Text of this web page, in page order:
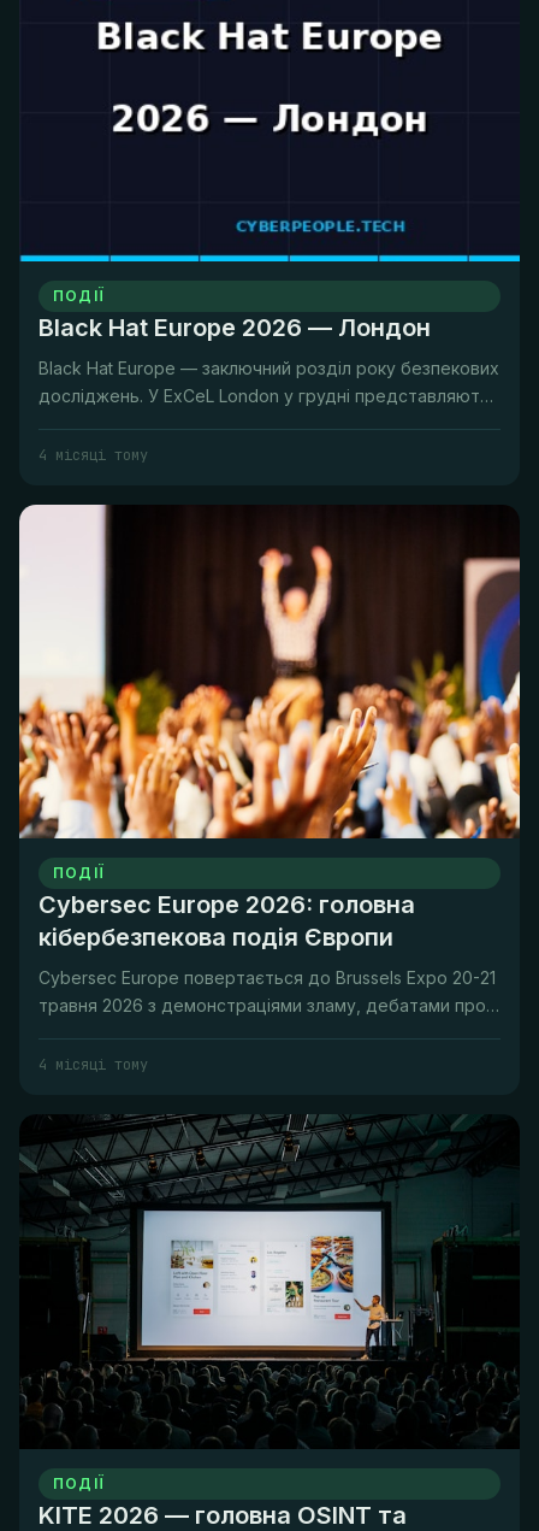
ПОДІЇ
Black Hat Europe 2026 — Лондон
Black Hat Europe — заключний розділ року безпекових
досліджень. У ExCeL London у грудні представляють
4 місяці тому
ПОДІЇ
Cybersec Europe 2026: головна
кібербезпекова подія Європи
Cybersec Europe повертається до Brussels Expo 20-21
травня 2026 з демонстраціями зламу, дебатами про
4 місяці тому
ПОДІЇ
KITE 2026 — головна OSINT та